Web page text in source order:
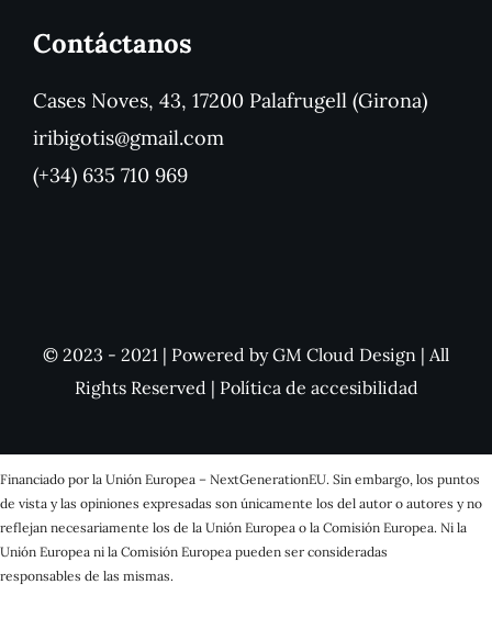
Contáctanos
Cases Noves, 43, 17200 Palafrugell (Girona)
iribigotis@gmail.com
(+34) 635 710 969
© 2023 - 2021 | Powered byGM Cloud Design | All
Rights Reserved | Política de accesibilidad
Financiado por la Unión Europea – NextGenerationEU. Sin embargo, los puntos
de vista y las opiniones expresadas son únicamente los del autor o autores y no
reflejan necesariamente los de la Unión Europea o la Comisión Europea. Ni la
Unión Europea ni la Comisión Europea pueden ser consideradas
responsables de las mismas.